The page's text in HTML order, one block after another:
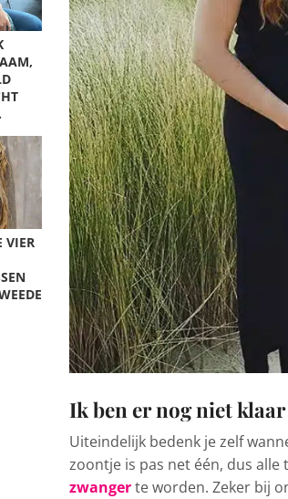
VIER
Ik ben er nog niet
Uiteindelijk bedenk je zelf
zoontje is pas net één, dus
zwangerte worden. Zeker bij